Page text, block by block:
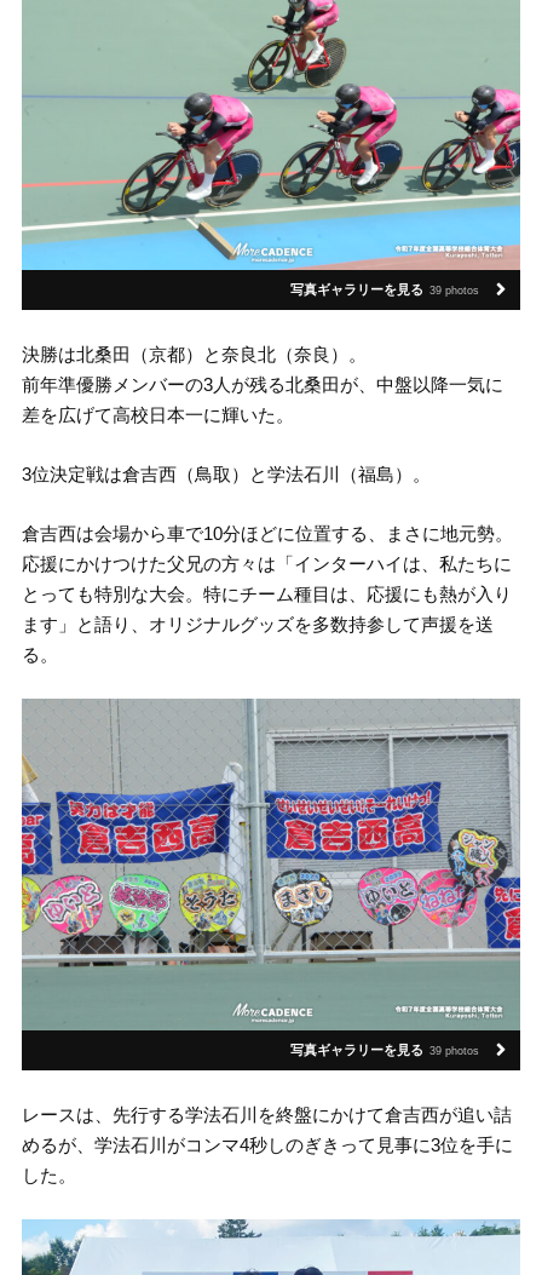
写真ギャラリーを見る 39 photos
決勝は北桑田（京都）と奈良北（奈良）。
前年準優勝メンバーの3人が残る北桑田が、中盤以降一気に
差を広げて高校日本一に輝いた。
3位決定戦は倉吉西（鳥取）と学法石川（福島）。
倉吉西は会場から車で10分ほどに位置する、まさに地元勢。
応援にかけつけた父兄の方々は「インターハイは、私たちに
とっても特別な大会。特にチーム種目は、応援にも熱が入り
ます」と語り、オリジナルグッズを多数持参して声援を送
る。
写真ギャラリーを見る 39 photos
レースは、先行する学法石川を終盤にかけて倉吉西が追い詰
めるが、学法石川がコンマ4秒しのぎきって見事に3位を手に
した。